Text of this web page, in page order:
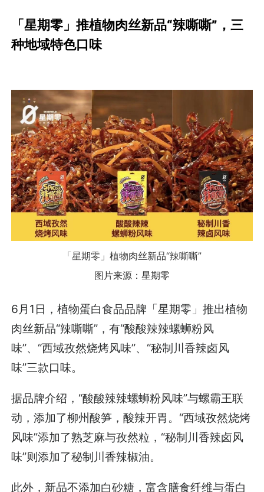
「星期零」推植物肉丝新品“辣嘶嘶”，三
种地域特色口味
「星期零」植物肉丝新品“辣嘶嘶”
图片来源：星期零
6月1日，植物蛋白食品品牌「星期零」推出植物
肉丝新品“辣嘶嘶”，有“酸酸辣辣螺蛳粉风
味”、“西域孜然烧烤风味”、“秘制川香辣卤风
味”三款口味。
据品牌介绍，“酸酸辣辣螺蛳粉风味”与螺霸王联
动，添加了柳州酸笋，酸辣开胃。“西域孜然烧烤
风味”添加了熟芝麻与孜然粒，“秘制川香辣卤风
味”则添加了秘制川香辣椒油。
此外，新品不添加白砂糖，富含膳食纤维与蛋白